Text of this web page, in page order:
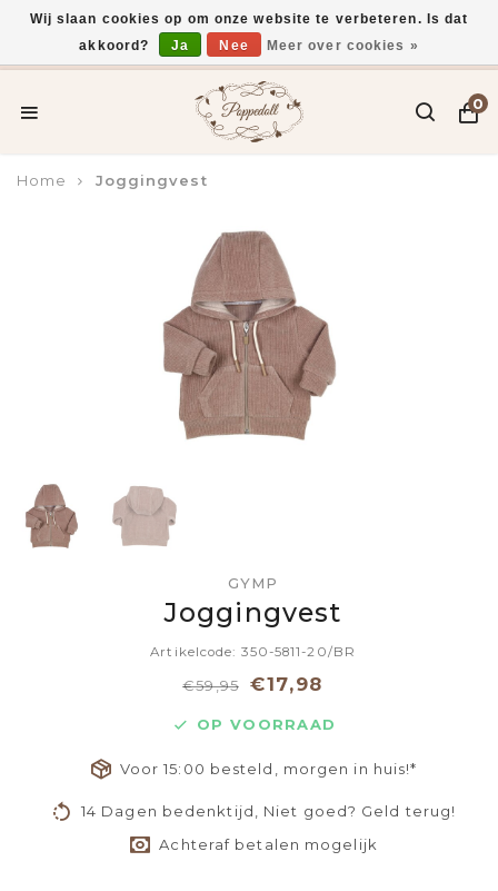
Voor 15:00 uur besteld, vandaag verzonden*
0
Home Joggingvest
GYMP
Joggingvest
Artikelcode: 350-5811-20/BR
€59,95 €17,98
OP VOORRAAD
Voor 15:00 besteld, morgen in huis!*
14 Dagen bedenktijd, Niet goed? Geld terug!
Achteraf betalen mogelijk
Wij slaan cookies op om onze website te verbeteren. Is dat
akkoord?
Ja Nee Meer over cookies »